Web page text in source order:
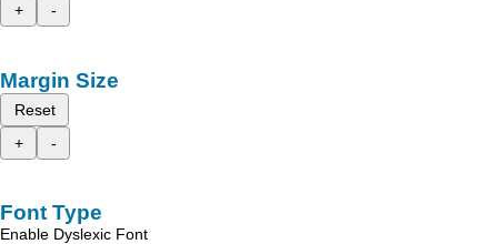
+
-
Margin Size
Reset
+
-
Font Type
Enable Dyslexic Font